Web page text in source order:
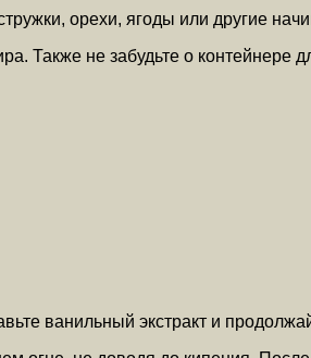
орехи, ягоды или другие
Также не забудьте о контейнере
ванильный экстракт и